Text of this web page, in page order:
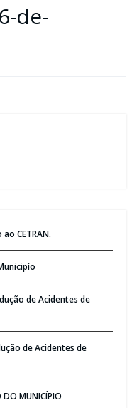
de-
CETRAN.
de Acidentes de
de Acidentes de
DO MUNICÍPIO